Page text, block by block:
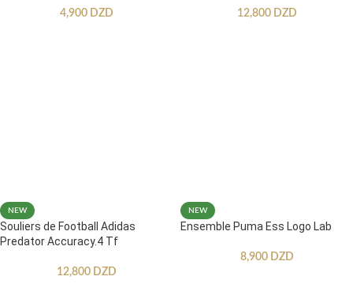
4,900 DZD 12,800 DZD
NEW
Souliers de Football Adidas
Predator Accuracy.4 Tf
12,800 DZD
NEW
Ensemble Puma Ess Logo Lab
8,900 DZD